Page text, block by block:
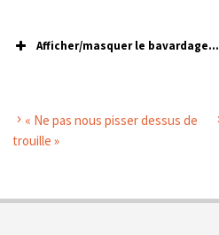
Afficher/masquer le bavardage...
« Ne pas nous pisser dessus de
trouille »